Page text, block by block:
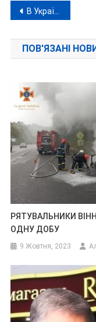
Навігація
записів
В Україну передали тіла ще 1000 загиблих
ПОВ'ЯЗАНІ
РЯТУВАЛЬНИКИ
ОДНУ ДОБУ
9 Жовтня, 2023